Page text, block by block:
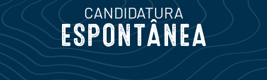
CANDIDATURA
ESPONTÂNEA